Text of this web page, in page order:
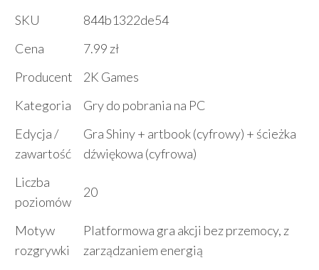
SKU
844b1322de54
Cena
7.99 zł
Producent
2K Games
Kategoria
Gry do pobrania na PC
Edycja /
zawartość
Gra Shiny + artbook (cyfrowy) + ścieżka
dźwiękowa (cyfrowa)
Liczba
poziomów
20
Motyw
rozgrywki
Platformowa gra akcji bez przemocy, z
zarządzaniem energią